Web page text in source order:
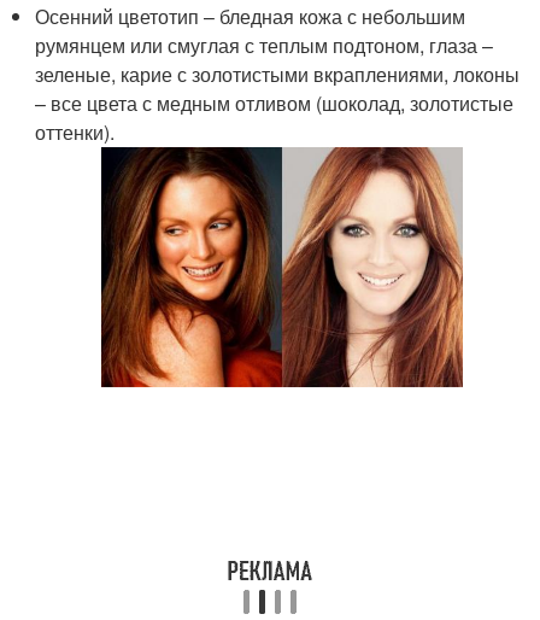
Осенний цветотип – бледная кожа с небольшим
румянцем или смуглая с теплым подтоном, глаза –
зеленые, карие с золотистыми вкраплениями, локоны
– все цвета с медным отливом (шоколад, золотистые
оттенки).